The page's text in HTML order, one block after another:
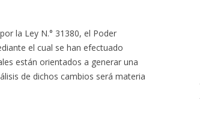
la Ley N.° 31380, el Poder
el cual se han efectuado
están orientados a generar una
de dichos cambios será materia